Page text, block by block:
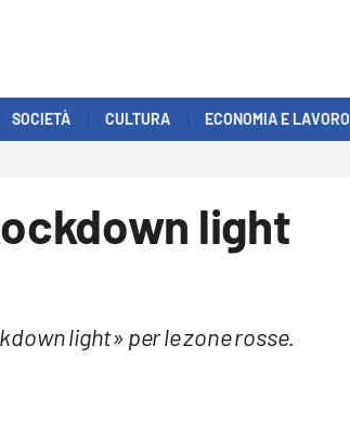
SOCIETÀ CULTURA ECONOMIA E LAVORO
light
light» per le zone rosse.